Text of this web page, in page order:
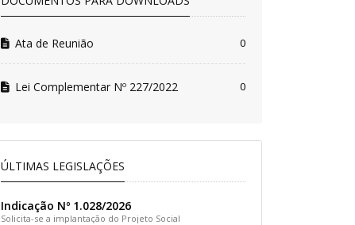
Ata de Reunião 0
Lei Complementar Nº 227/2022 0
ÚLTIMAS LEGISLAÇÕES
Indicação Nº 1.028/2026
Solicita-se a implantação do Projeto Social